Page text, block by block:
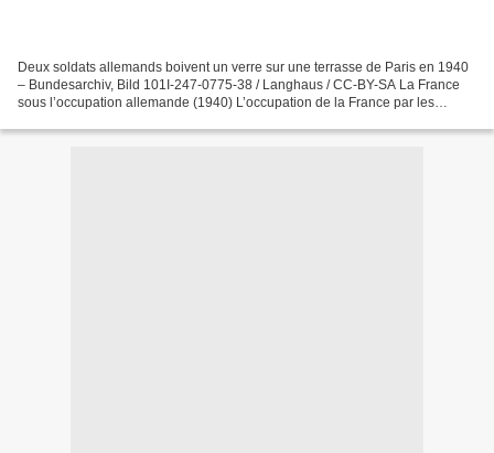
Deux soldats allemands boivent un verre sur une terrasse de Paris en 1940
– Bundesarchiv, Bild 101I-247-0775-38 / Langhaus / CC-BY-SA La France
sous l’occupation allemande (1940) L’occupation de la France par les